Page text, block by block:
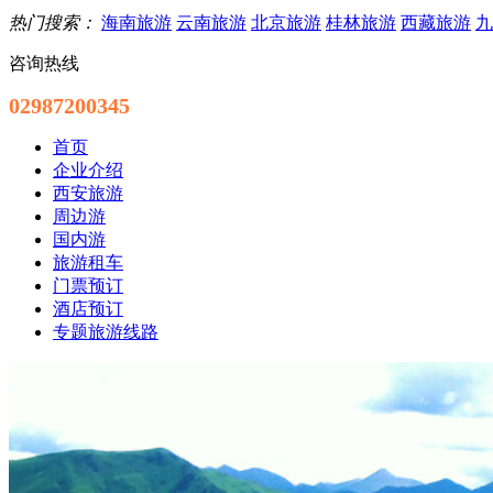
热门搜索： 海南旅游 云南旅游 北京旅游 桂林旅游 西藏旅游
咨询热线
02987200345
首页
企业介绍
西安旅游
周边游
国内游
旅游租车
门票预订
酒店预订
专题旅游线路